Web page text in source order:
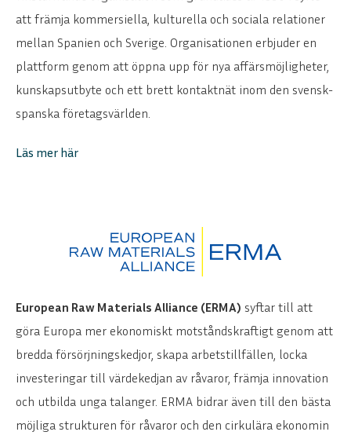
att främja kommersiella, kulturella och sociala relationer
mellan Spanien och Sverige. Organisationen erbjuder en
plattform genom att öppna upp för nya affärsmöjligheter,
kunskapsutbyte och ett brett kontaktnät inom den svensk-
spanska företagsvärlden.
Läs mer här
European Raw Materials Alliance (ERMA) syftar till att
göra Europa mer ekonomiskt motståndskraftigt genom att
bredda försörjningskedjor, skapa arbetstillfällen, locka
investeringar till värdekedjan av råvaror, främja innovation
och utbilda unga talanger. ERMA bidrar även till den bästa
möjliga strukturen för råvaror och den cirkulära ekonomin